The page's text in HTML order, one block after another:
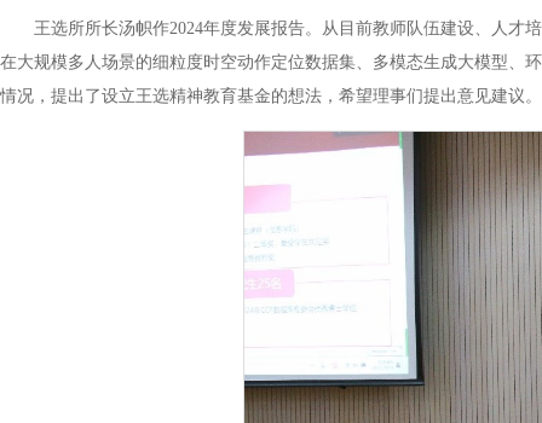
王选所所长汤帜作2024年度发展报告。从目前教师队伍建设、人
在大规模多人场景的细粒度时空动作定位数据集、多模态生成大模型、
情况，提出了设立王选精神教育基金的想法，希望理事们提出意见建议。